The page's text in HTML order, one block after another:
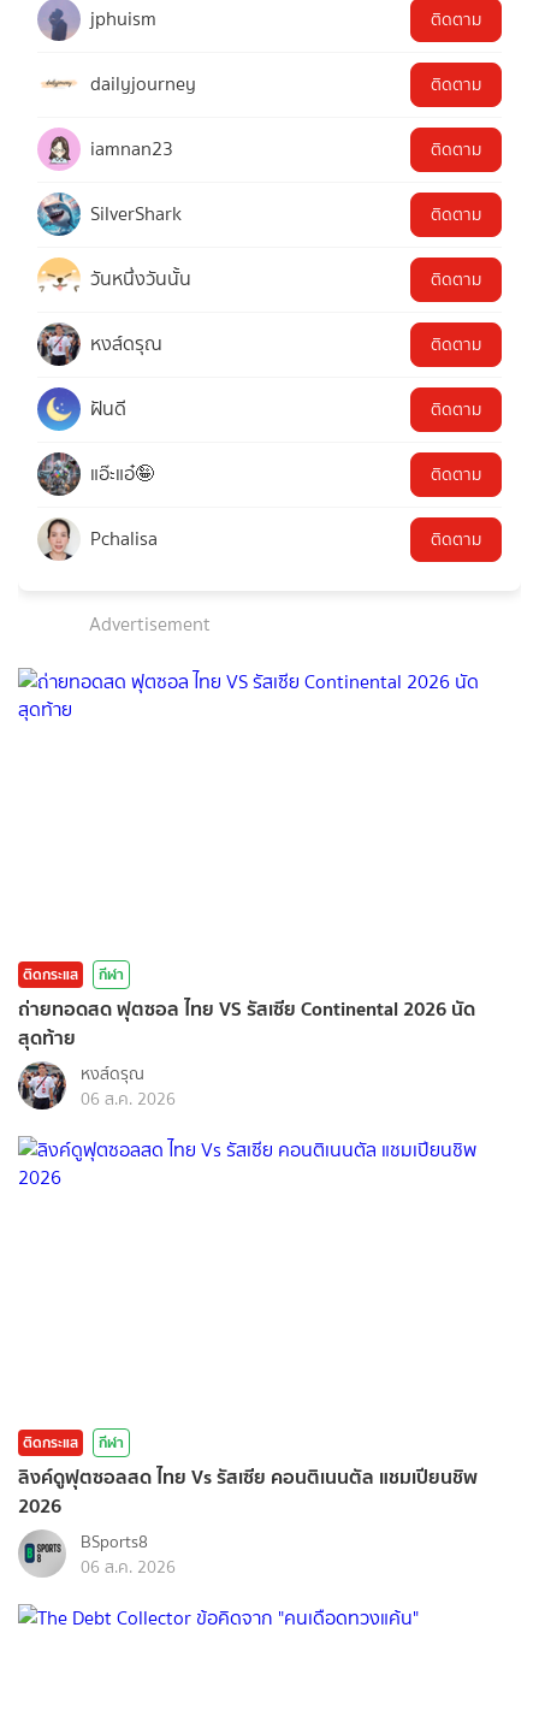
jphuism ติดตาม
dailyjourney ติดตาม
iamnan23 ติดตาม
SilverShark ติดตาม
วันหนึ่งวันนั้น ติดตาม
หงส์ดรุณ ติดตาม
ฝันดี ติดตาม
แอ๊ะแอ๋🤪 ติดตาม
Pchalisa ติดตาม
Advertisement
ติดกระแส กีฬา
ถ่ายทอดสด ฟุตซอล ไทย VS รัสเซีย Continental 2026 นัด
สุดท้าย
หงส์ดรุณ
06 ส.ค. 2026
ติดกระแส กีฬา
ลิงค์ดูฟุตซอลสด ไทย Vs รัสเซีย คอนติเนนตัล แชมเปียนชิพ
2026
BSports8
06 ส.ค. 2026